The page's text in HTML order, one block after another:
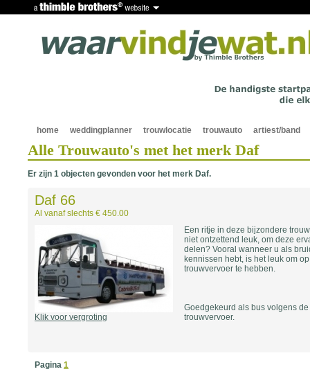
home weddingplanner trouwlocatie trouwauto artiest/band
Alle Trouwauto's met het merk Daf
Er zijn 1 objecten gevonden voor het merk Daf.
Daf 66
Al vanaf slechts € 450.00
Klik voor vergroting
Een ritje in deze bijzondere
niet ontzettend leuk, om deze
delen? Vooral wanneer u als
kennissen hebt, is het leuk om
trouwvervoer te hebben.
Goedgekeurd als bus volgens
trouwvervoer.
Pagina 1